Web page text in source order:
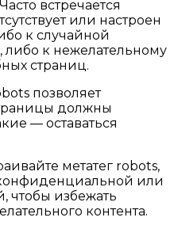
встречается
или настроен
к случайной
к нежелательному
страниц.
позволяет
должны
— оставаться
метатег robots,
или
чтобы избежать
контента.